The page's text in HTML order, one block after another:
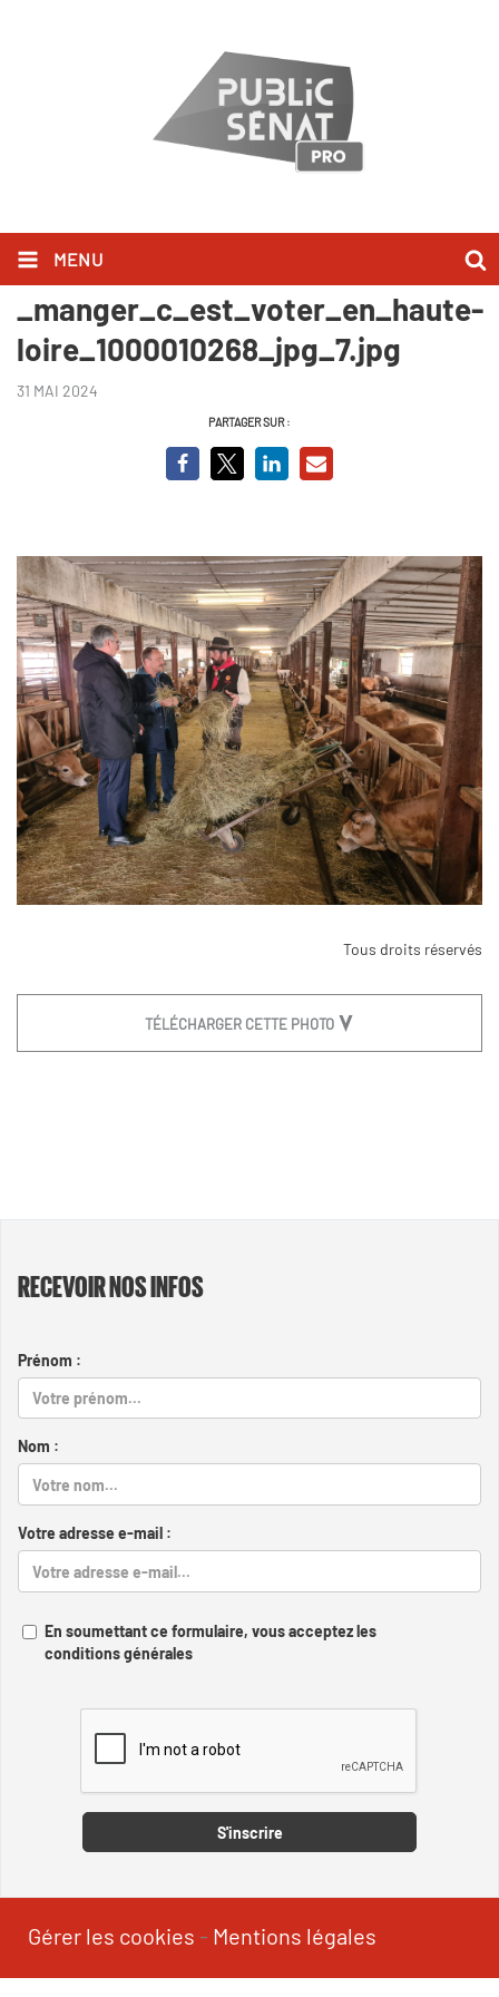
MENU
magazines_-
_manger_c_est_voter_en_haute-
loire_1000010268_jpg_7.jpg
31 MAI 2024
PARTAGER SUR :
Tous droits réservés
TÉLÉCHARGER CETTE PHOTO
RECEVOIR NOS INFOS
Prénom :
Nom :
Votre adresse e-mail :
En soumettant ce formulaire, vous acceptez les
conditions générales
S'inscrire
Gérer les cookies - Mentions légales